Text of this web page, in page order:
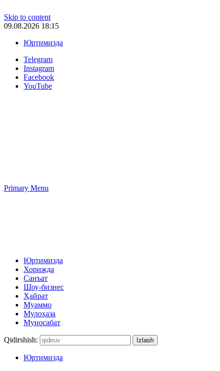
Skip to content
09.08.2026 18:15
Юртимизда
Telegram
Instagram
Facebook
YouTube
Primary Menu
Юртимизда
Хорижда
Санъат
Шоу-бизнес
Ҳайрат
Муаммо
Мулоҳаза
Муносабат
Qidirshish:
Юртимизда